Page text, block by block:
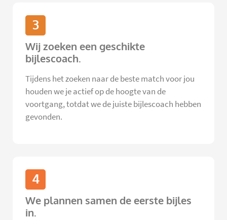
3
Wij zoeken een geschikte
bijlescoach.
Tijdens het zoeken naar de beste match voor jou
houden we je actief op de hoogte van de
voortgang, totdat we de juiste bijlescoach hebben
gevonden.
4
We plannen samen de eerste bijles
in.